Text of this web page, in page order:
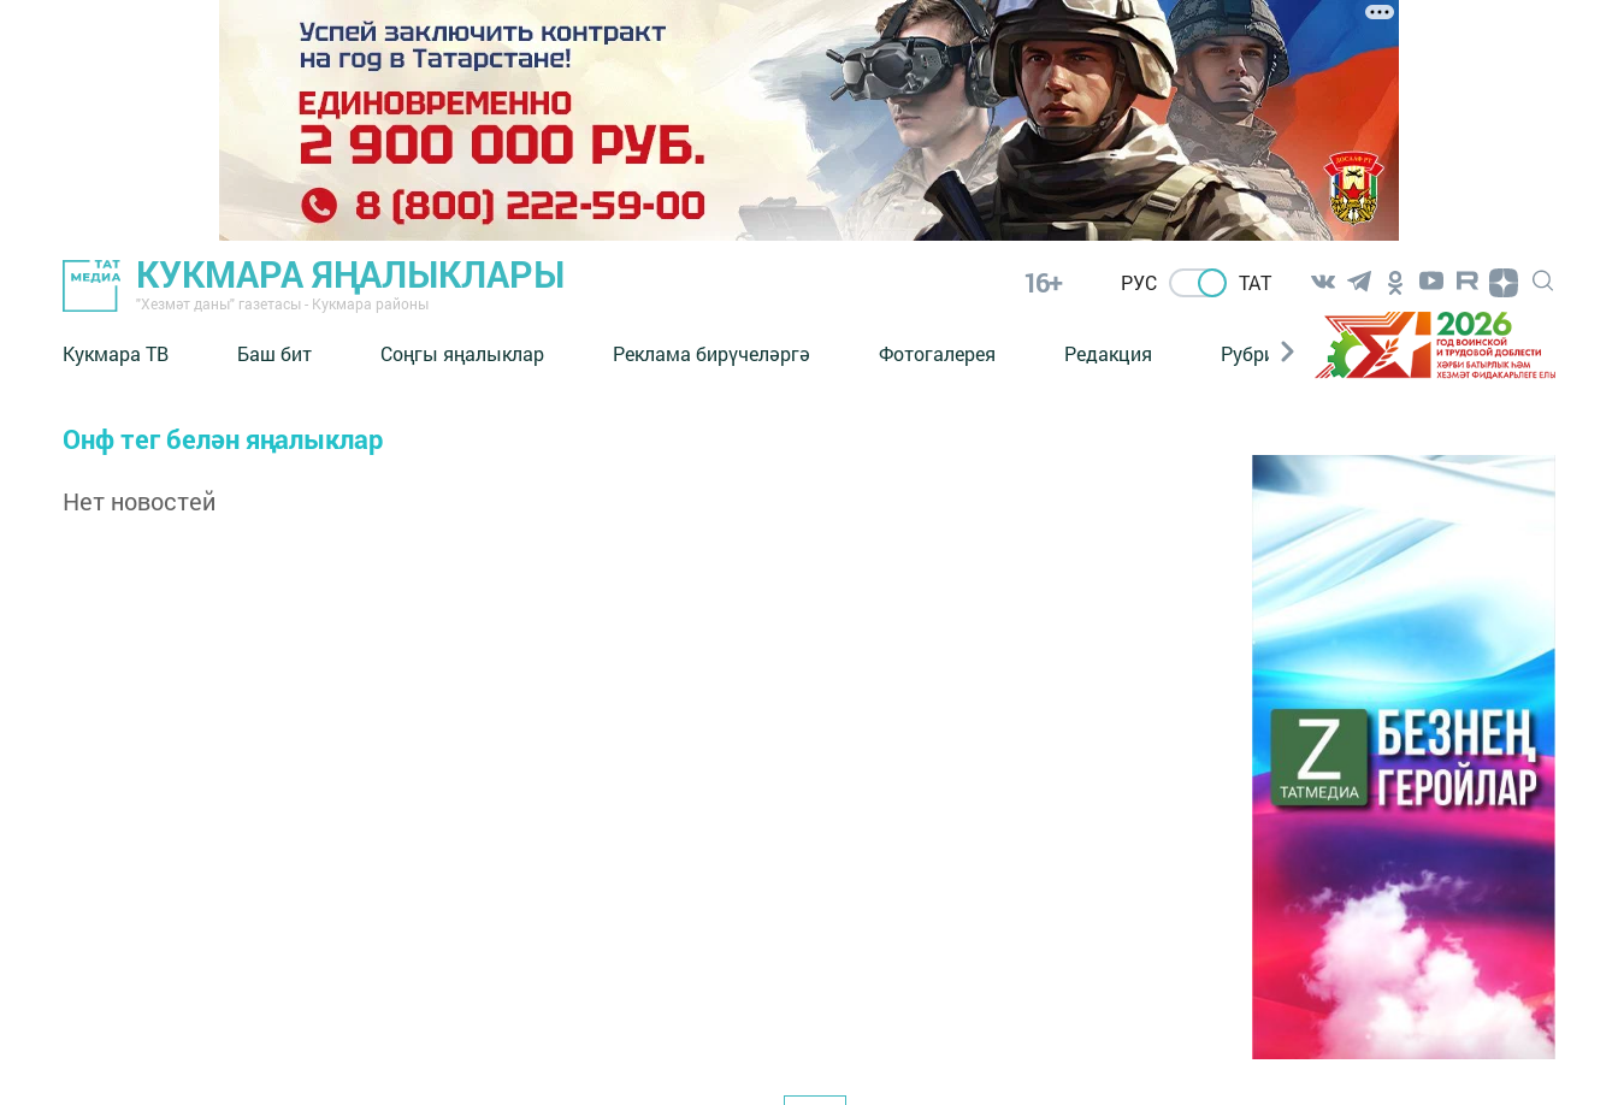
КУКМАРА ЯҢАЛЫКЛАРЫ
"Хезмәт даны" газетасы - Кукмара районы
16+ РУС ТАТ
Кукмара ТВ Баш бит Соңгы яңалыклар Реклама бирүчеләргә Фотогалерея Редакция Рубрикалар
Онф тег белән яңалыклар
Нет новостей